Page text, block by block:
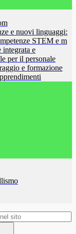
e nuovi linguaggi:
STEM e m
e
per il personale
e formazione